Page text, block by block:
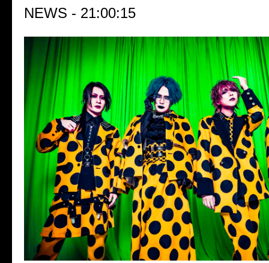
NEWS - 21:00:15